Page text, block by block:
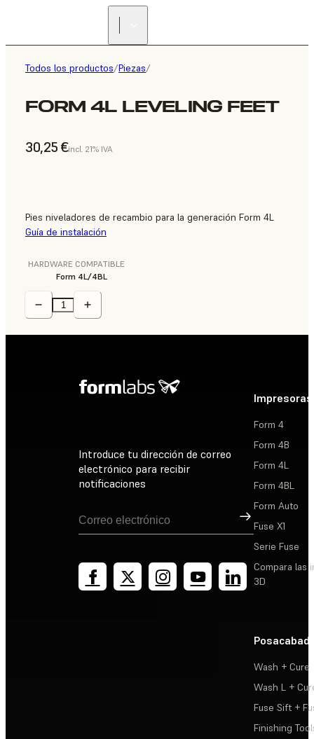
Todos los productos/Piezas/
FORM 4L LEVELING FEET
30,25 €incl. 21% IVA
Pies niveladores de recambio para la generación Form 4L
Guía de instalación
HARDWARE COMPATIBLE
Form 4L/4BL
Introduce tu dirección de correo
electrónico para recibir
notificaciones
Suscribirse
Impresoras
Form 4
Form 4B
Form 4L
Form 4BL
Form Auto
Fuse X1
Serie Fuse
Compara las
3D
Wash + Cure
Wash L +
Fuse Sift +
Finishing